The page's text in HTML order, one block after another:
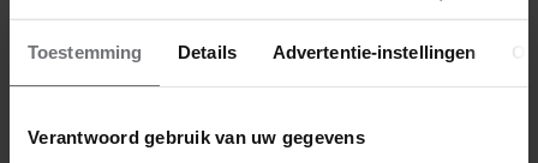
Toestemming Details Advertentie-instellingen
Verantwoord gebruik van uw gegevens